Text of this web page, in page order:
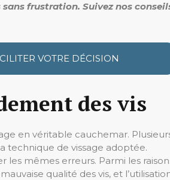
sans frustration. Suivez nos
VOTRE DÉCISION
des vis
en véritable cauchemar.
technique de vissage adoptée.
mêmes erreurs. Parmi les
qualité des vis, et